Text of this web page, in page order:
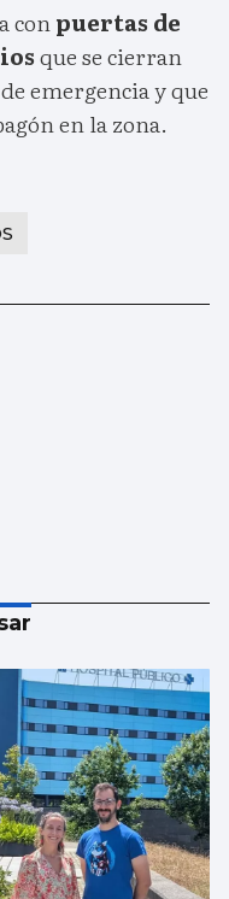
conpuertas de
que se cierran
emergencia y que
en la zona.